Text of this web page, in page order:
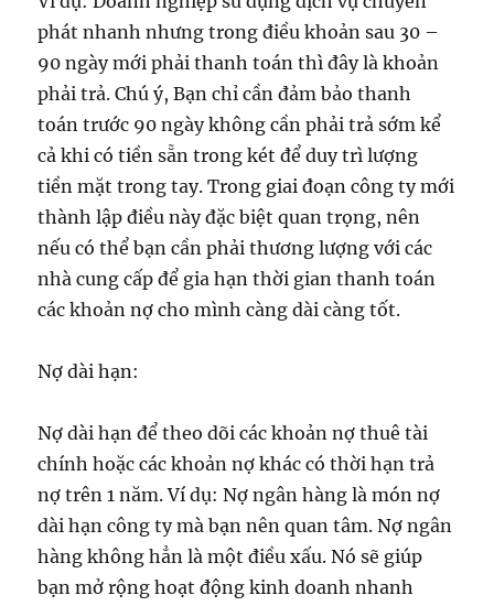
phát nhanh nhưng trong điều khoản sau 30 –
90 ngày mới phải thanh toán thì đây là khoản
phải trả. Chú ý, Bạn chỉ cần đảm bảo thanh
toán trước 90 ngày không cần phải trả sớm kể
cả khi có tiền sẵn trong két để duy trì lượng
tiền mặt trong tay. Trong giai đoạn công ty mới
thành lập điều này đặc biệt quan trọng, nên
nếu có thể bạn cần phải thương lượng với các
nhà cung cấp để gia hạn thời gian thanh toán
các khoản nợ cho mình càng dài càng tốt.
Nợ dài hạn:
Nợ dài hạn để theo dõi các khoản nợ thuê tài
chính hoặc các khoản nợ khác có thời hạn trả
nợ trên 1 năm. Ví dụ: Nợ ngân hàng là món nợ
dài hạn công ty mà bạn nên quan tâm. Nợ ngân
hàng không hẳn là một điều xấu. Nó sẽ giúp
bạn mở rộng hoạt động kinh doanh nhanh